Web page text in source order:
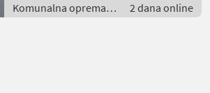
Komunalna oprema i
vozila / Kosilice za
2 dana online